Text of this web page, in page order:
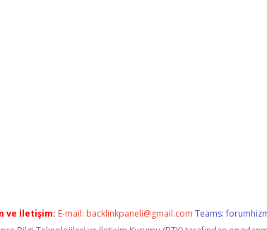
ve İletişim: E-mail: backlinkpaneli@gmail.com Teams: